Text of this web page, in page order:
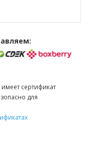
имеет сертификат
для